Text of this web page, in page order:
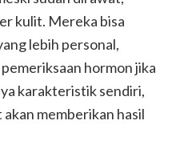
kulit. Mereka bisa
lebih personal,
hormon jika
karakteristik sendiri,
memberikan hasil